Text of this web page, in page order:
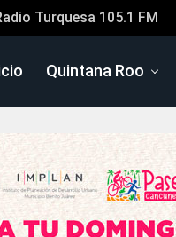
Turquesa 105.1 FM
Quintana Roo